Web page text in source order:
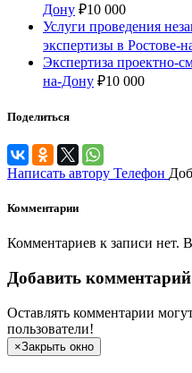
Дону ₽10 000
Услуги проведения
экспертизы в Ростове-
Экспертиза проектно-
на-Дону ₽10 000
Поделиться
Написать автору Телефон
Комментарии
Комментариев к записи нет.
Добавить комментарий
Оставлять комментарии
пользователи!
×Закрыть окно